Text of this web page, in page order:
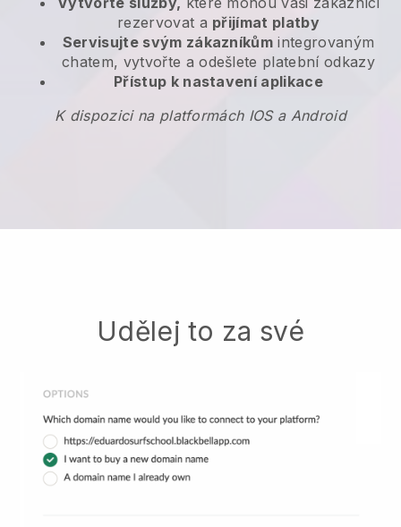
rezervovat a přijímat platby
Servisujte svým zákazníkům integrovaným
chatem, vytvořte a odešlete platební odkazy
Přístup k nastavení aplikace
K dispozici na platformách IOS a Android
Udělej to za své